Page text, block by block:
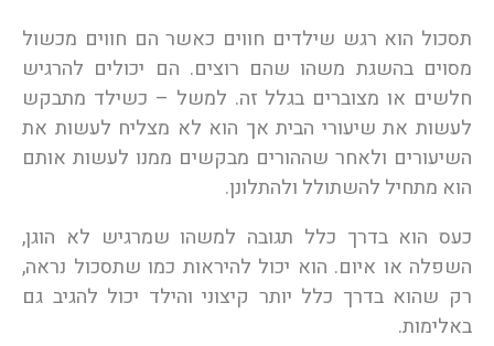
תסכול הוא רגש שילדים חווים כאשר הם חווים מכשול
מסוים בהשגת משהו שהם רוצים. הם יכולים להרגיש
חלשים או מצוברים בגלל זה. למשל – כשילד מתבקש
לעשות את שיעורי הבית אך הוא לא מצליח לעשות את
השיעורים ולאחר שההורים מבקשים ממנו לעשות אותם
הוא מתחיל להשתולל ולהתלונן.
כעס הוא בדרך כלל תגובה למשהו שמרגיש לא הוגן,
השפלה או איום. הוא יכול להיראות כמו שתסכול נראה,
רק שהוא בדרך כלל יותר קיצוני והילד יכול להגיב גם
באלימות.